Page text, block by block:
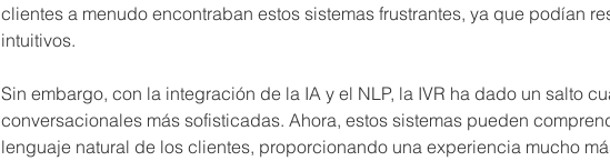
clientes a menudo encontraban estos sistemas frustrantes, ya que podían
intuitivos.
Sin embargo, con la integración de la IA y el NLP, la IVR ha dado un salto
conversacionales más sofisticadas. Ahora, estos sistemas pueden
lenguaje natural de los clientes, proporcionando una experiencia mucho